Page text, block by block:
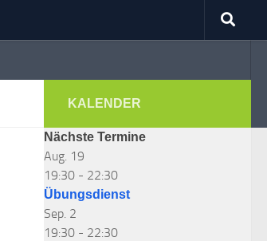
KALENDER
Nächste Termine
Aug. 19
19:30 - 22:30
Übungsdienst
Sep. 2
19:30 - 22:30